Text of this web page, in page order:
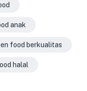
anak
food berkualitas
halal